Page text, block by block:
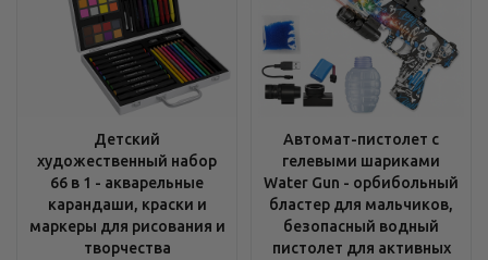
Детский
художественный набор
66 в 1 - акварельные
карандаши, краски и
маркеры для рисования и
творчества
Автомат-пистолет с
гелевыми шариками
Water Gun - орбибольный
бластер для мальчиков,
безопасный водный
пистолет для активных